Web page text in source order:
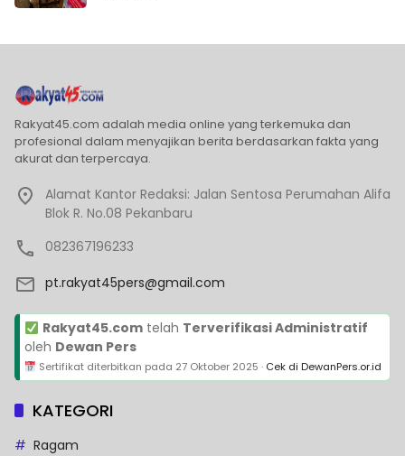
Rakyat45.com adalah media online yang terkemuka dan
profesional dalam menyajikan berita berdasarkan fakta yang
akurat dan terpercaya.
Alamat Kantor Redaksi: Jalan Sentosa Perumahan Alifa
Blok R. No.08 Pekanbaru
082367196233
pt.rakyat45pers@gmail.com
Rakyat45.comtelah Terverifikasi Administratif
oleh Dewan Pers
Sertifikat diterbitkan pada 27 Oktober 2025 · Cek di DewanPers.or.id
KATEGORI
Ragam